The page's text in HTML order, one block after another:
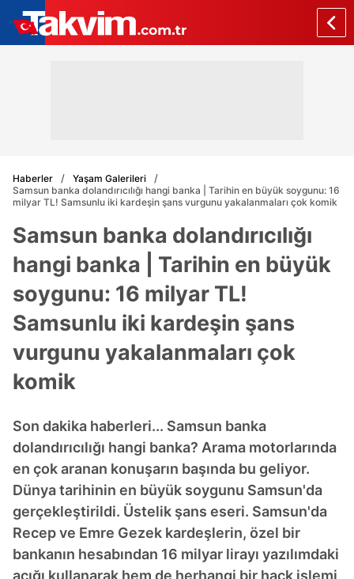
Haberler
Yaşam Galerileri
Samsun banka dolandırıcılığı hangi banka | Tarihin en büyük soygunu: 16
milyar TL! Samsunlu iki kardeşin şans vurgunu yakalanmaları çok komik
Samsun banka dolandırıcılığı
hangi banka | Tarihin en büyük
soygunu: 16 milyar TL!
Samsunlu iki kardeşin şans
vurgunu yakalanmaları çok
komik
Son dakika haberleri... Samsun banka
dolandırıcılığı hangi banka? Arama motorlarında
en çok aranan konuşarın başında bu geliyor.
Dünya tarihinin en büyük soygunu Samsun'da
gerçekleştirildi. Üstelik şans eseri. Samsun'da
Recep ve Emre Gezek kardeşlerin, özel bir
bankanın hesabından 16 milyar lirayı yazılımdaki
açığı kullanarak hem de herhangi bir hack işlemi